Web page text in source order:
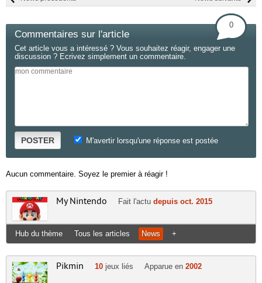
Commentaires sur l'article
0
Cet article vous a intéressé ? Vous souhaitez réagir, engager une
discussion ? Ecrivez simplement un commentaire.
POSTER M'avertir lorsqu'une réponse est postée
Aucun commentaire. Soyez le premier à réagir !
My Nintendo Fait l'actu depuis oct. 2015
Hub du thème Tous les articles News +
Pikmin 10 jeux liés Apparue en 2002